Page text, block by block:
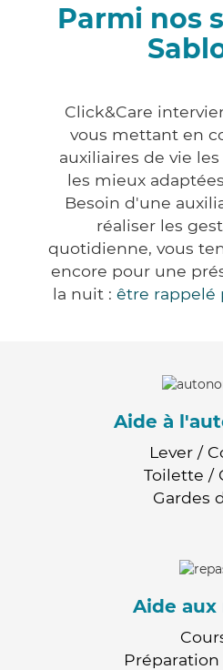
Parmi nos
Click&Care
vous mettant en
auxiliaires de vie
les mieux
Besoin d'une
réaliser les
quotidienne, vous
encore pour une
la nuit : être rappelé
Aide à
Lever /
Toilette /
Gardes
Aide aux
Préparation